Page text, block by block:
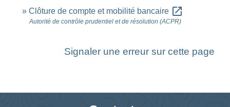
Clôture de compte et mobilité bancaire open_in_new
Autorité de contrôle prudentiel et de résolution (ACPR)
Signaler une erreur sur cette page